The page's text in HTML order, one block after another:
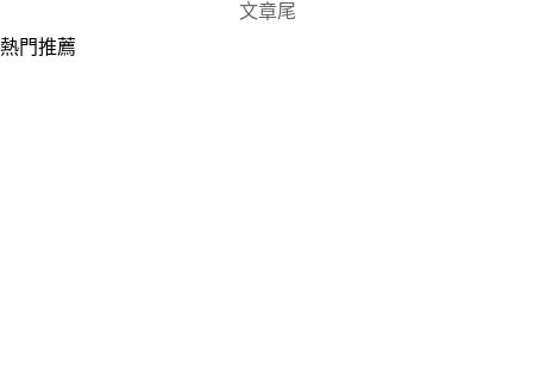
文章尾
熱門推薦